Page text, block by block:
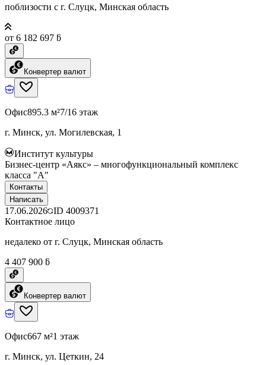
поблизости с г. Слуцк, Минская область
от 6 182 697 ƃ
Конвертер валют
Офис895.3 м²7/16 этаж
г. Минск, ул. Могилевская, 1
Институт культуры
Бизнес-центр «Аякс» – многофункциональный комплекс
класса "А"
Контакты
Написать
17.06.2026 ID 4009371
Контактное лицо
недалеко от г. Слуцк, Минская область
4 407 900 ƃ
Конвертер валют
Офис667 м²1 этаж
г. Минск, ул. Цеткин, 24